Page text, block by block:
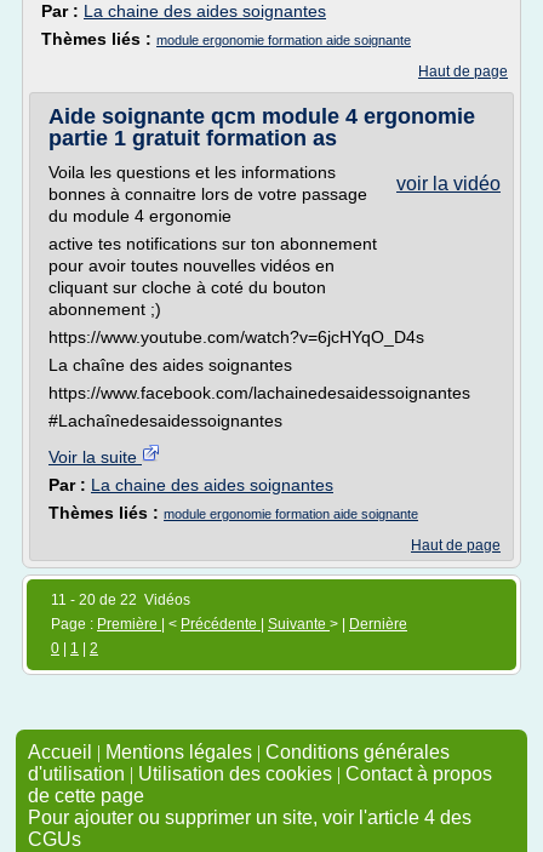
Par : La chaine des aides soignantes
Thèmes liés : module ergonomie formation aide soignante
Haut de page
Aide soignante qcm module 4 ergonomie
partie 1 gratuit formation as
voir la vidéo
Voila les questions et les informations
bonnes à connaitre lors de votre passage
du module 4 ergonomie
active tes notifications sur ton abonnement
pour avoir toutes nouvelles vidéos en
cliquant sur cloche à coté du bouton
abonnement ;)
https://www.youtube.com/watch?v=6jcHYqO_D4s
La chaîne des aides soignantes
https://www.facebook.com/lachainedesaidessoignantes
#Lachaînedesaidessoignantes
Voir la suite
Par : La chaine des aides soignantes
Thèmes liés : module ergonomie formation aide soignante
Haut de page
11 - 20 de 22 Vidéos
Page : Première | < Précédente Suivante > |
Dernière
0
1 2
Accueil | Mentions légales | Conditions générales
d'utilisation | Utilisation des cookies | Contact à propos
de cette page
Pour ajouter ou supprimer un site, voir l'article 4 des
CGUs